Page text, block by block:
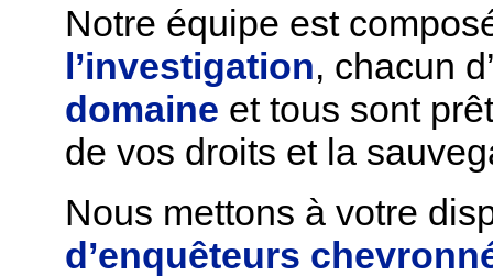
Notre équipe est
l’investigation, chacun
domaine et tous sont
de vos droits et la
Nous mettons à votre
d’enquêteurs